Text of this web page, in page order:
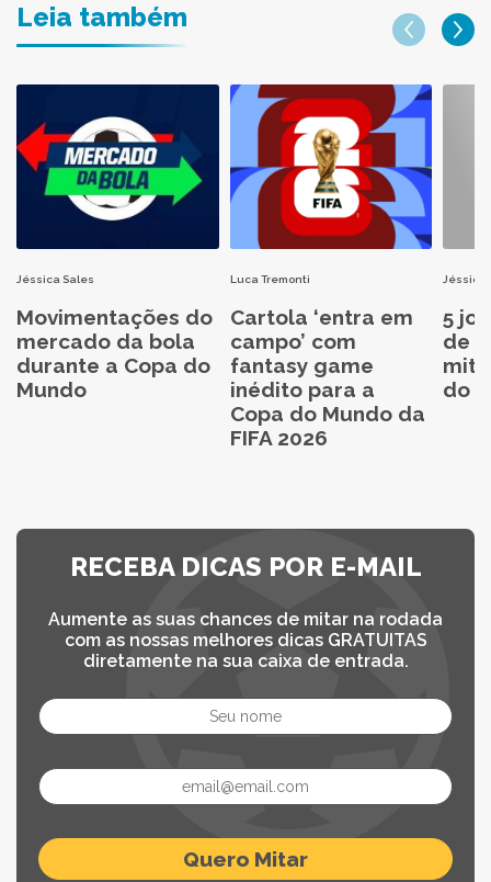
Leia também
Jéssica Sales
Movimentações do
mercado da bola
durante a Copa do
Mundo
Luca Tremonti
Cartola ‘entra em
campo’ com
fantasy game
inédito para a
Copa do Mundo da
FIFA 2026
Jéssica
5
de
do
RECEBA DICAS POR E-MAIL
Aumente as suas chances de mitar na rodada
com as nossas melhores dicas GRATUITAS
diretamente na sua caixa de entrada.